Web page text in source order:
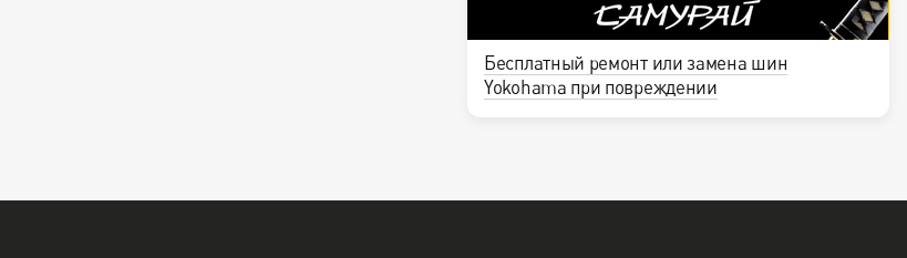
Бесплатный ремонт или замена шин
Yokohama при повреждении